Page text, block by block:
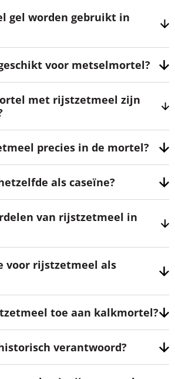
gel worden gebruikt in
voor metselmortel?
met rijstzetmeel zijn
precies in de mortel?
als caseïne?
van rijstzetmeel in
voor rijstzetmeel als
toe aan kalkmortel?
verantwoord?